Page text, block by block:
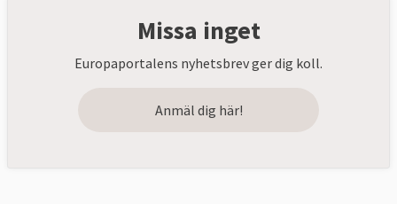
Missa inget
Europaportalens nyhetsbrev ger dig koll.
Anmäl dig här!